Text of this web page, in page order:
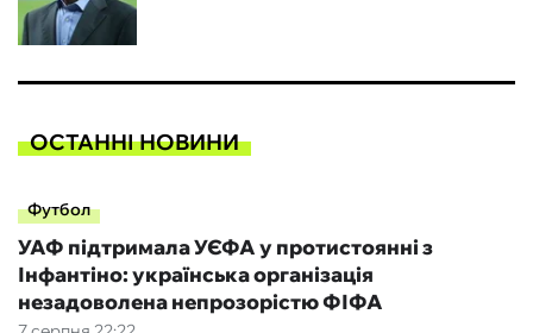
ОСТАННІ НОВИНИ
Футбол
УАФ підтримала УЄФА у протистоянні з
Інфантіно: українська організація
незадоволена непрозорістю ФІФА